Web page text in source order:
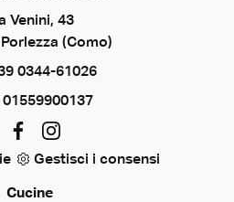
Venini, 43
(Como)
0344-61026
01559900137
Gestisci i consensi
Cucine